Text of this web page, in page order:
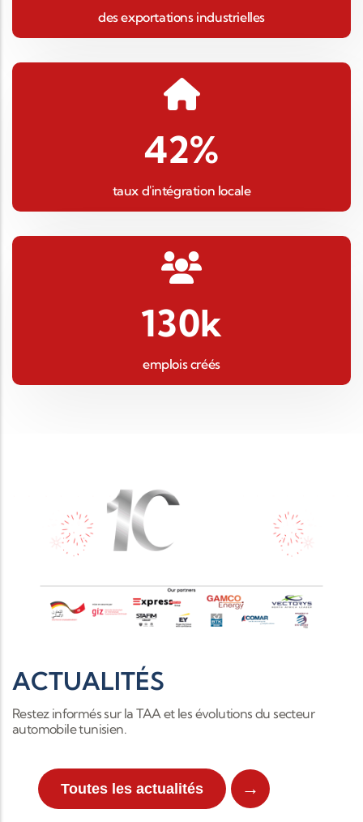
des exportations industrielles
42%
taux d'intégration locale
130k
emplois créés
ACTUALITÉS
Restez informés sur la TAA et les évolutions du secteur
automobile tunisien.
Toutes les actualités →